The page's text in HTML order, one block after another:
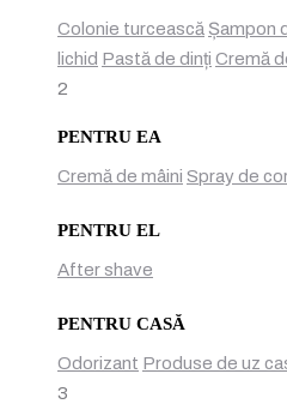
Colonie turcească Șampon
lichid Pastă de dinți Cremă
2
PENTRU EA
Cremă de mâini Spray de
PENTRU EL
After shave
PENTRU CASĂ
Odorizant Produse de uz
3